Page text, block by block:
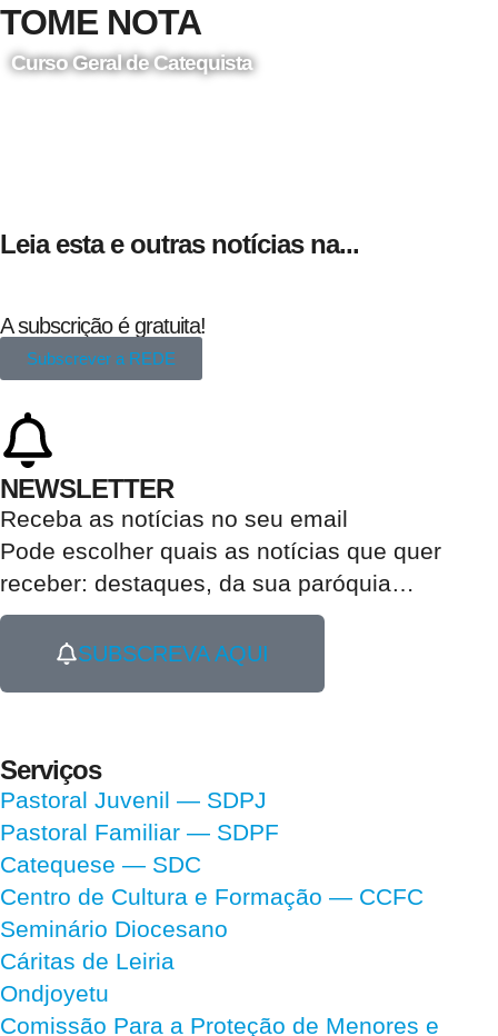
TOME NOTA
Curso Geral de Catequista
Leia esta e outras notícias na...
A subscrição é gratuita!
Subscrever a REDE
NEWSLETTER
Receba as notícias no seu email​
Pode escolher quais as notícias que quer
receber: destaques, da sua paróquia…
SUBSCREVA AQUI
Serviços
Pastoral Juvenil — SDPJ
Pastoral Familiar — SDPF
Catequese — SDC
Centro de Cultura e Formação — CCFC
Seminário Diocesano
Cáritas de Leiria
Ondjoyetu
Comissão Para a Proteção de Menores e